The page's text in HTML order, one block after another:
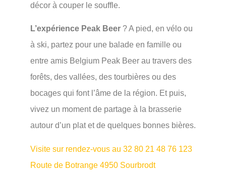
décor à couper le souffle.
L’expérience Peak Beer ? A pied, en vélo ou
à ski, partez pour une balade en famille ou
entre amis Belgium Peak Beer au travers des
forêts, des vallées, des tourbières ou des
bocages qui font l’âme de la région. Et puis,
vivez un moment de partage à la brasserie
autour d’un plat et de quelques bonnes bières.
Visite sur rendez-vous au 32 80 21 48 76 123
Route de Botrange 4950 Sourbrodt